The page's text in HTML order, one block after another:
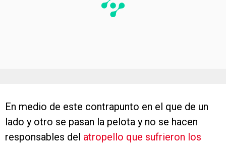
En medio de este contrapunto en el que de un
lado y otro se pasan la pelota y no se hacen
responsables del atropello que sufrieron los